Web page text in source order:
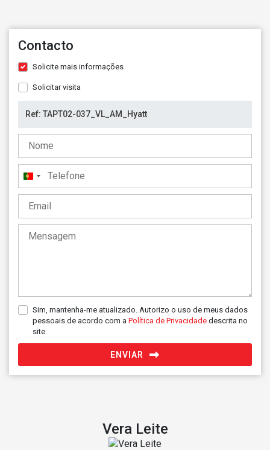
Contacto
Solicite mais informações
Solicitar visita
Portugal
+351
Sim, mantenha-me atualizado. Autorizo o uso de meus dados
pessoais de acordo com a Política de Privacidade descrita no
site.
ENVIAR
Vera Leite